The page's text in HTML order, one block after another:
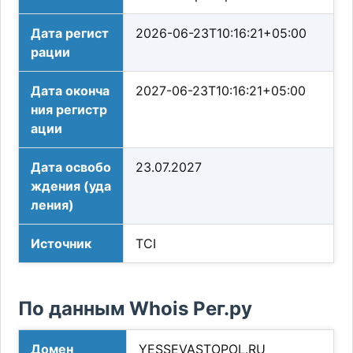
Дата регист
рации
2026-06-23T10:16:21+05:00
Дата оконча
ния регистр
ации
2027-06-23T10:16:21+05:00
Дата освобо
ждения (уда
ления)
23.07.2027
Источник TCI
По данным Whois Рег.ру
Домен YESSEVASTOPOL.RU